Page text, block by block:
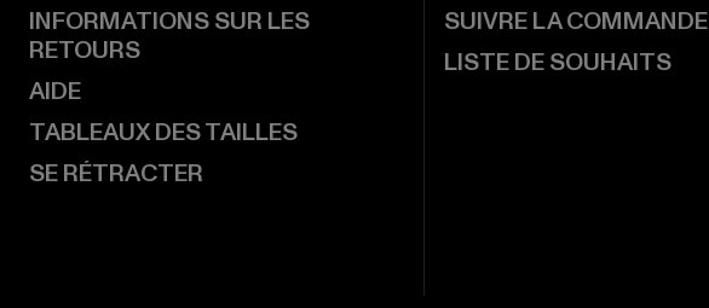
INFORMATIONS SUR LES
RETOURS
AIDE
TABLEAUX DES TAILLES
SE RÉTRACTER
SUIVRE LA COMMANDE
LISTE DE SOUHAITS